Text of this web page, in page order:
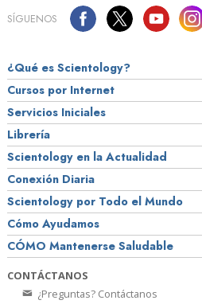
SÍGUENOS
¿Qué es Scientology?
Cursos por Internet
Servicios Iniciales
Librería
Scientology en la Actualidad
Conexión Diaria
Scientology por Todo el Mundo
Cómo Ayudamos
CÓMO Mantenerse Saludable
CONTÁCTANOS
¿Preguntas? Contáctanos